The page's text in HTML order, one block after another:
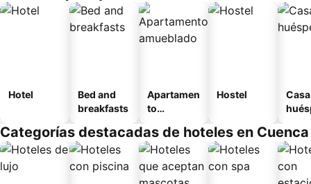
Hotel
Bed and
breakfasts
Apartamen
to
o
Hostel
Categorías destacadas de hoteles en Cuenca